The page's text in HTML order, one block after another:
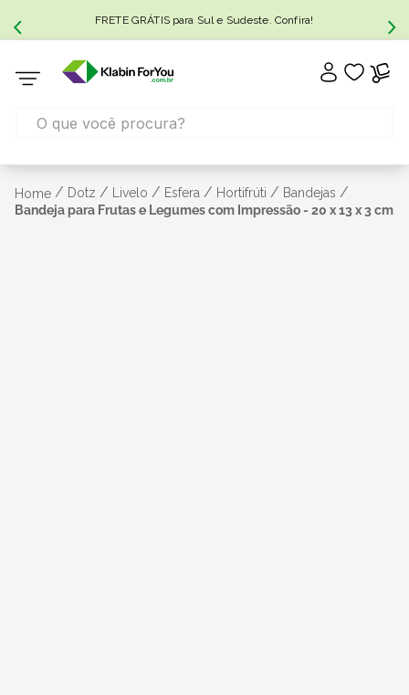
FRETE GRÁTIS para Sul e Sudeste. Confira!
Home / Dotz / Livelo / Esfera / Hortifrúti / Bandejas /
Bandeja para Frutas e Legumes com Impressão - 20 x 13 x 3 cm